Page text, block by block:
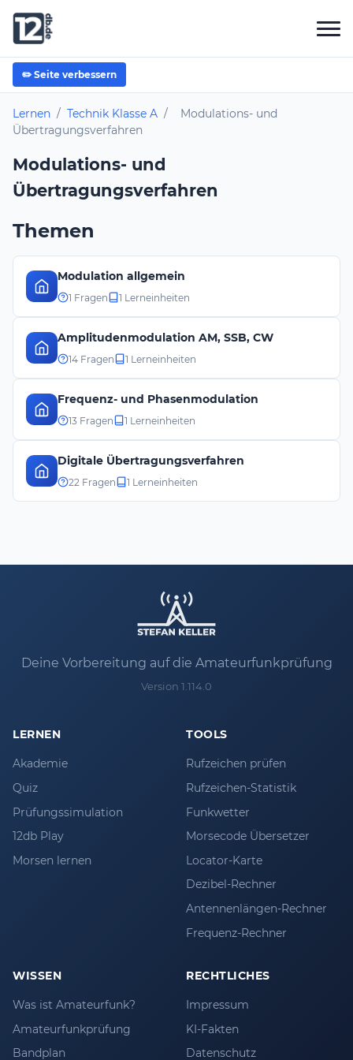
✏️ Seite verbessern
Lernen / Technik Klasse A /
Modulations- und
Übertragungsverfahren
Modulations- und
Übertragungsverfahren
Themen
Modulation allgemein
1 Fragen 1 Lerneinheiten
Amplitudenmodulation AM, SSB, CW
14 Fragen 1 Lerneinheiten
Frequenz- und Phasenmodulation
13 Fragen 1 Lerneinheiten
Digitale Übertragungsverfahren
22 Fragen 1 Lerneinheiten
Deine Vorbereitung auf die Amateurfunkprüfung
Version 1.114.0
LERNEN
Akademie
Quiz
Prüfungssimulation
12db Play
Morsen lernen
TOOLS
Rufzeichen prüfen
Rufzeichen-Statistik
Funkwetter
Morsecode Übersetzer
Locator-Karte
Dezibel-Rechner
Antennenlängen-Rechner
Frequenz-Rechner
WISSEN
Was ist Amateurfunk?
Amateurfunkprüfung
Bandplan
RECHTLICHES
Impressum
KI-Fakten
Datenschutz